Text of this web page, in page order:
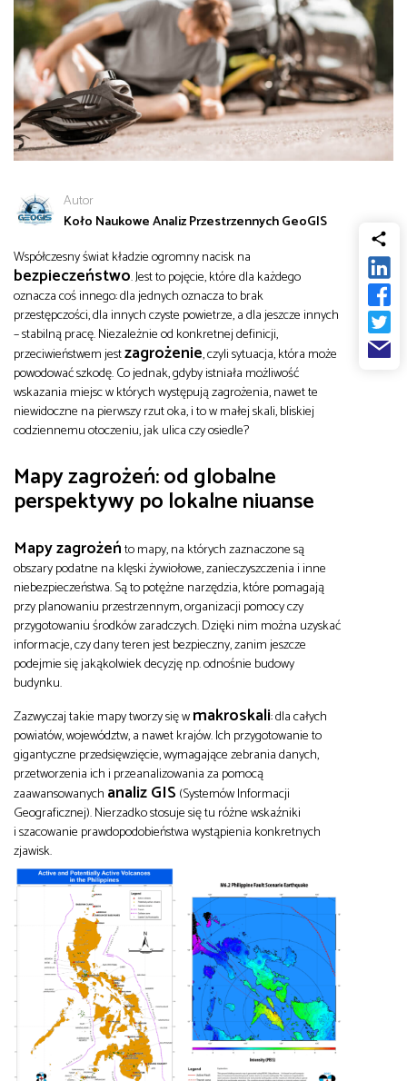
od
do
Biznes
Infrastruktura i telekomunikacja
Turystyka i rekreacja
Autor
Koło Naukowe Analiz Przestrzennych GeoGIS
Współczesny świat kładzie ogromny nacisk na
bezpieczeństwo. Jest to pojęcie, które dla każdego
oznacza coś innego: dla jednych oznacza to brak
przestępczości, dla innych czyste powietrze, a dla jeszcze innych
– stabilną pracę. Niezależnie od konkretnej definicji,
przeciwieństwem jestzagrożenie, czyli sytuacja, która może
powodować szkodę. Co jednak, gdyby istniała możliwość
wskazania miejsc w których występują zagrożenia, nawet te
niewidoczne na pierwszy rzut oka, i to w małej skali, bliskiej
codziennemu otoczeniu, jak ulica czy osiedle?
Mapy zagrożeń: od globalne
perspektywy po lokalne niuanse
Mapy zagrożeńto mapy, na których zaznaczone są
obszary podatne na klęski żywiołowe, zanieczyszczenia i inne
niebezpieczeństwa. Są to potężne narzędzia, które pomagają
przy planowaniu przestrzennym, organizacji pomocy czy
przygotowaniu środków zaradczych. Dzięki nim można uzyskać
informacje, czy dany teren jest bezpieczny, zanim jeszcze
podejmie się jakąkolwiek decyzję np. odnośnie budowy
budynku.
Zazwyczaj takie mapy tworzy się wmakroskali: dla całych
powiatów, województw, a nawet krajów. Ich przygotowanie to
gigantyczne przedsięwzięcie, wymagające zebrania danych,
przetworzenia ich i przeanalizowania za pomocą
zaawansowanych analiz GIS (Systemów Informacji
Geograficznej). Nierzadko stosuje się tu różne wskaźniki
i szacowanie prawdopodobieństwa wystąpienia konkretnych
zjawisk.